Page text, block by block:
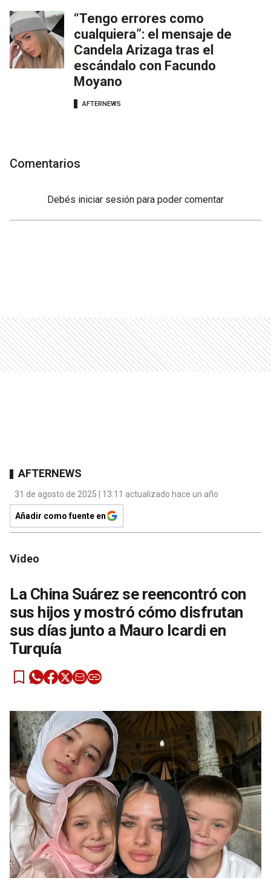
“Tengo errores como
cualquiera”: el mensaje de
Candela Arizaga tras el
escándalo con Facundo
Moyano
AFTERNEWS
Comentarios
Debés iniciar sesión para poder comentar
AFTERNEWS
31 de agosto de 2025 | 13:11 actualizado hace un año
Añadir como fuente en
Video
La China Suárez se reencontró con
sus hijos y mostró cómo disfrutan
sus días junto a Mauro Icardi en
Turquía